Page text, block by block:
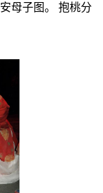
母子图。 抱桃分